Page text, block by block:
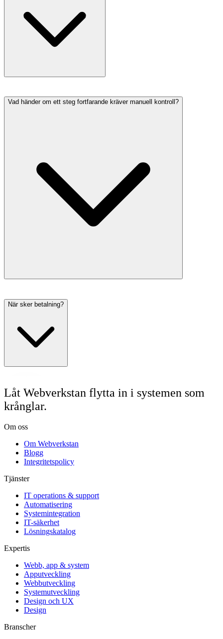
Vad händer om ett steg fortfarande kräver manuell kontroll?
När sker betalning?
Låt Webverkstan flytta in i systemen som
krånglar.
Om oss
Om Webverkstan
Blogg
Integritetspolicy
Tjänster
IT operations & support
Automatisering
Systemintegration
IT-säkerhet
Lösningskatalog
Expertis
Webb, app & system
Apputveckling
Webbutveckling
Systemutveckling
Design och UX
Design
Branscher